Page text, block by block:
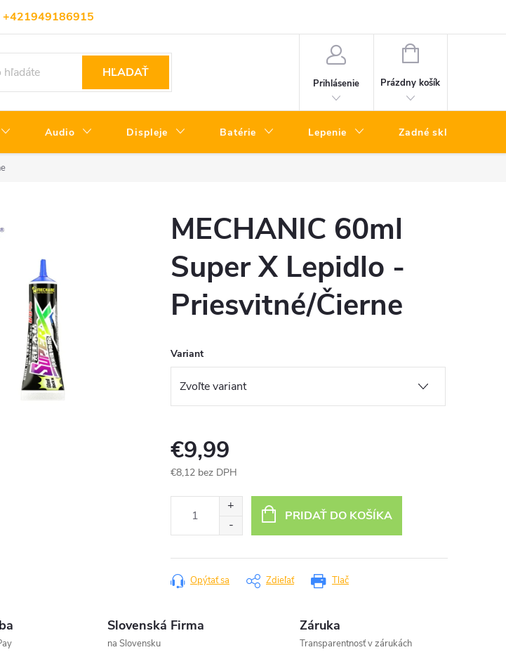
+421949186915
Informácie o triedach produktov
HĽADAŤ
Prihlásenie
NÁKUPNÝ
Prázdny košík
Audio Displeje Batérie Lepenie Zadné sklá
MECHANIC 60ml
Super X Lepidlo -
Priesvitné/Čierne
Variant
€9,99
€8,12 bez DPH
PRIDAŤ DO KOŠÍKA
Tlač
Opýtať sa Zdieľať
Slovenská Firma
na Slovensku
Záruka
Transparentnosť v zárukách